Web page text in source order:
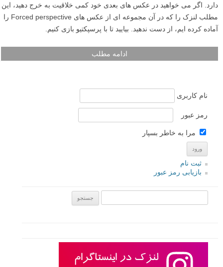
دارد. اگر می خواهید در عکس های بعدی خود کمی خلاقیت به خرج دهید، این
مطلب لنزک را که در آن مجموعه ای از عکس های Forced perspective را
آماده کرده ایم، از دست ندهید. بیایید تا با پرسپکتیو بازی کنیم.
ادامه مطلب
نام کاربری
رمز عبور
مرا به خاطر بسپار
ثبت نام
بازیابی رمز عبور